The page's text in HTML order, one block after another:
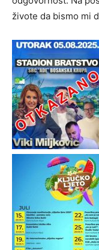
živote da bismo mi